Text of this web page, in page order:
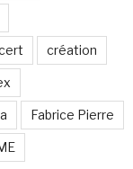
création
Fabrice Pierre